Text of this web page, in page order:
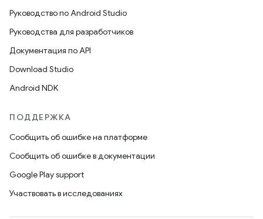
Руководство по Android Studio
Руководства для разработчиков
Документация по API
Download Studio
Android NDK
ПОДДЕРЖКА
Сообщить об ошибке на платформе
Сообщить об ошибке в документации
Google Play support
Участвовать в исследованиях